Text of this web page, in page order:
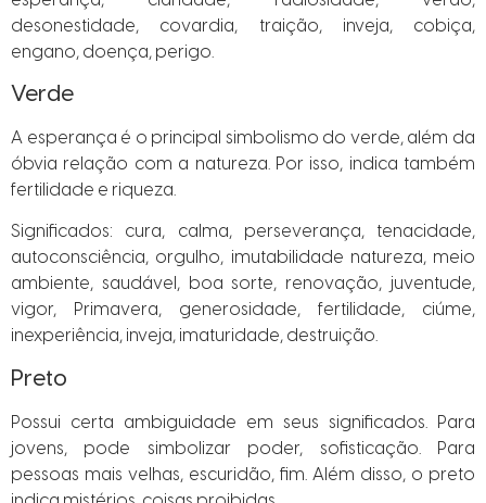
desonestidade, covardia, traição, inveja, cobiça,
engano, doença, perigo.
Verde
A esperança é o principal simbolismo do verde, além da
óbvia relação com a natureza. Por isso, indica também
fertilidade e riqueza.
Significados: cura, calma, perseverança, tenacidade,
autoconsciência, orgulho, imutabilidade natureza, meio
ambiente, saudável, boa sorte, renovação, juventude,
vigor, Primavera, generosidade, fertilidade, ciúme,
inexperiência, inveja, imaturidade, destruição.
Preto
Possui certa ambiguidade em seus significados. Para
jovens, pode simbolizar poder, sofisticação. Para
pessoas mais velhas, escuridão, fim. Além disso, o preto